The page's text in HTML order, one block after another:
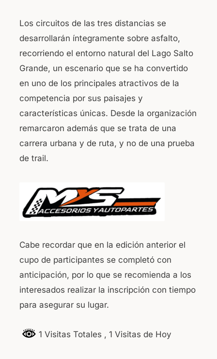
Los circuitos de las tres distancias se
desarrollarán íntegramente sobre asfalto,
recorriendo el entorno natural del Lago Salto
Grande, un escenario que se ha convertido
en uno de los principales atractivos de la
competencia por sus paisajes y
características únicas. Desde la organización
remarcaron además que se trata de una
carrera urbana y de ruta, y no de una prueba
de trail.
Cabe recordar que en la edición anterior el
cupo de participantes se completó con
anticipación, por lo que se recomienda a los
interesados realizar la inscripción con tiempo
para asegurar su lugar.
1 Visitas Totales , 1 Visitas de Hoy